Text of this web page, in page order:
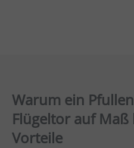
Warum ein
Flügeltor auf
Vorteile